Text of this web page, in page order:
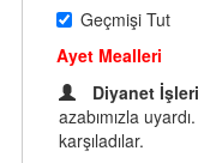
Geçmişi Tut
Ayet Mealleri
Diyanet İşleri
azabımızla
karşıladılar.